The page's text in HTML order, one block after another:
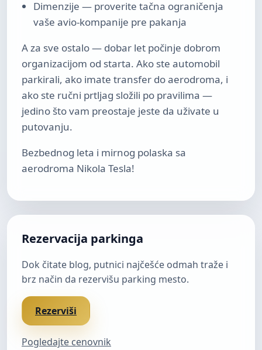
Dimenzije — proverite tačna ograničenja
vaše avio-kompanije pre pakanja
A za sve ostalo — dobar let počinje dobrom
organizacijom od starta. Ako ste automobil
parkirali, ako imate transfer do aerodroma, i
ako ste ručni prtljag složili po pravilima —
jedino što vam preostaje jeste da uživate u
putovanju.
Bezbednog leta i mirnog polaska sa
aerodroma Nikola Tesla!
Rezervacija parkinga
Dok čitate blog, putnici najčešće odmah traže i
brz način da rezervišu parking mesto.
Rezerviši
Pogledajte cenovnik